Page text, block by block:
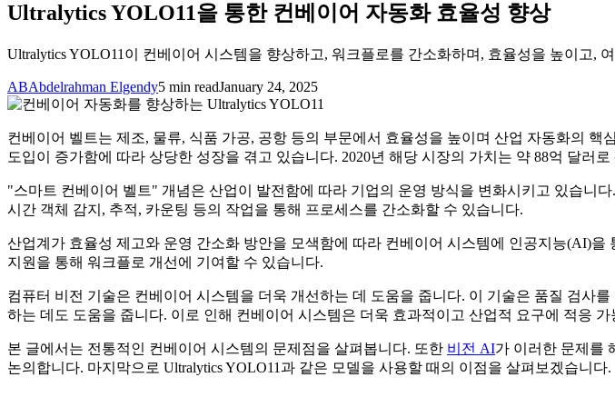
Ultralytics YOLO11을 통한 컨베이어 자동화 효율성 향상
Ultralytics YOLO11이 컨베이어 시스템을 향상하고, 워크플로를 간소화하며, 효율성을 높이고,
ABAbdelrahman Elgendy5 min readJanuary 24, 2025
컨베이어 벨트는 제조, 물류, 식품 가공, 공항 등의 부문에서 효율성을 높이며 산업 자동화의 핵
도입이 증가함에 따라 상당한 성장을 겪고 있습니다. 2020년 해당 시장의 가치는 약 88억 달러
"스마트 컨베이어 벨트" 개념은 산업이 발전함에 따라 기업의 운영 방식을 변화시키고 있습니
시간 객체 감지, 추적, 카운팅 등의 작업을 통해 프로세스를 간소화할 수 있습니다.
산업계가 효율성 제고와 운영 간소화 방안을 모색함에 따라 컨베이어 시스템에 인공지능(AI)
지원을 통해 워크플로 개선에 기여할 수 있습니다.
컴퓨터 비전 기술은 컨베이어 시스템을 더욱 개선하는 데 도움을 줍니다. 이 기술은 품질 검사
하는 데도 도움을 줍니다. 이로 인해 컨베이어 시스템은 더욱 효과적이고 산업적 요구에 적응
본 글에서는 전통적인 컨베이어 시스템의 문제점을 살펴봅니다. 또한 비전 AI가 이러한 문제를
논의합니다. 마지막으로 Ultralytics YOLO11과 같은 모델을 사용할 때의 이점을 살펴보겠습니다.